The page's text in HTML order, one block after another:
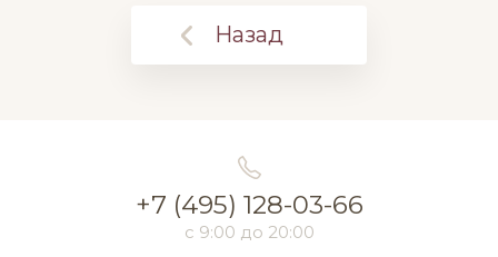
Назад
+7 (495) 128-03-66
с 9:00 до 20:00